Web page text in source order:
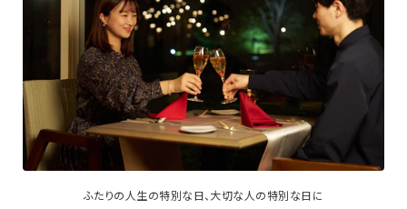
ふたりの人生の特別な日、大切な人の特別な日に